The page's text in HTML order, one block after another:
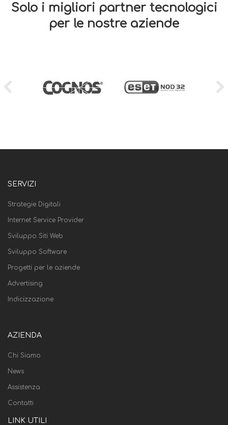
Solo i migliori partner tecnologici
per le nostre aziende
SERVIZI
Strategie Digitali
Internet Service Provider
Sviluppo Siti Web
Sviluppo Software
Progetti per le aziende
Advertising
Indicizzazione
AZIENDA
Chi Siamo
News
Assistenza
Contatti
LINK UTILI